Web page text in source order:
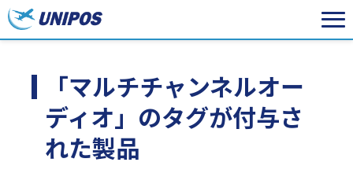
「マルチチャンネルオー
ディオ」のタグが付与さ
れた製品